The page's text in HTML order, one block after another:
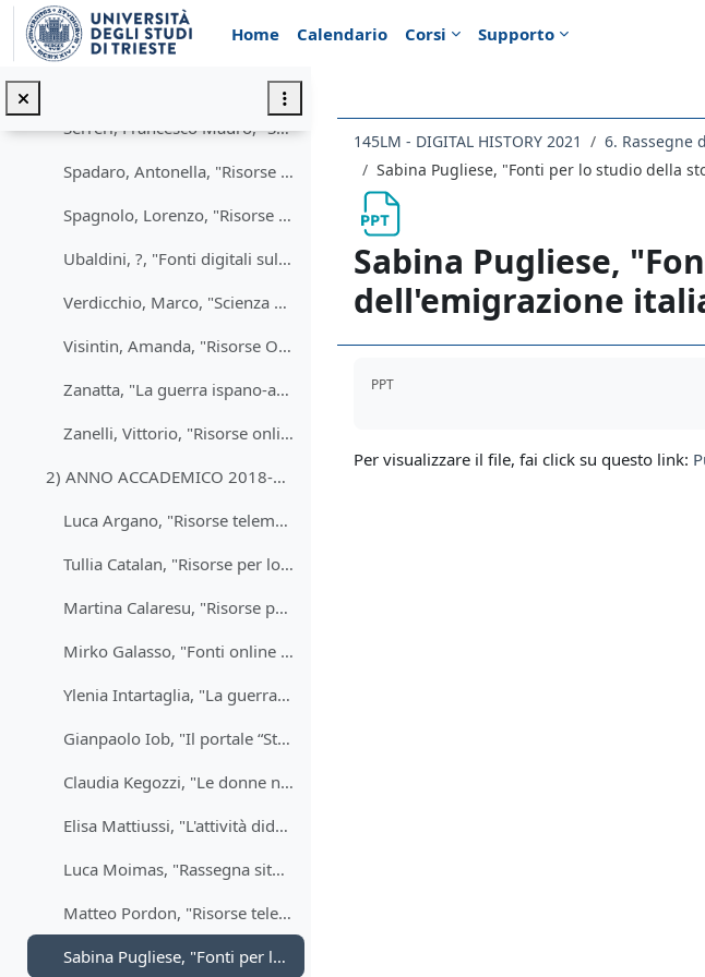
Vai al contenuto principale
Home
Calendario Corsi Supporto
Enrico Pogaccini, "La crisi dei missili di Cuba"
Radina, Filippo, "Lo scandalo Watergate: una rassegna delle risorse online"
Serreri, Francesco Mauro, "Storia militare della Prima Guerra Mondiale e la Brigata Sassari"
Spadaro, Antonella, "Risorse digitali per lo studio dei monumenti al Milite Ignoto"
Spagnolo, Lorenzo, "Risorse digitali per lo studio dell'emigrazione italiana negli Usa"
Ubaldini, ?, "Fonti digitali sulla storia delle istituzioni scolastiche italiane"
Verdicchio, Marco, "Scienza e Fede: Galilei, Bruno e Savonarola"
Visintin, Amanda, "Risorse Online per lo Studio del Fenomeno del Maccartismo"
Zanatta, "La guerra ispano-americana: risorse digitali"
Zanelli, Vittorio, "Risorse online per la storia delle Crociate" (2019-2010)
2) ANNO ACCADEMICO 2018-2019
Luca Argano, "Risorse telematiche relative alla presa di Gorizia (agosto 1916)" (2018-2019)
Tullia Catalan, "Risorse per lo studio dell'ebraismo e della Shoah" (2018-2019)
Martina Calaresu, "Risorse per lo sudio della civiltà etrusca" (2018-2019)
Mirko Galasso, "Fonti online per la Jugoslavia del principe Paolo (1934 -1941)" (2018-2019)
Ylenia Intartaglia, "La guerra d’indipendenza algerina (1954-1962). Analisi delle fonti online per la ricerca storica" (2018-2019)
Gianpaolo Iob, "Il portale “Storia digitale” della Zanichelli editore (2018-2019)
Claudia Kegozzi, "Le donne nella Resistenza" (2018-2019)
Elisa Mattiussi, "L'attività didattica attraverso la digital history"File (2018-2019)
Luca Moimas, "Rassegna sitografica sul Centenario della Prima Guerra Mondiale" (2018-2019)
Matteo Pordon, "Risorse telematiche sulle scoperte geografiche e le esplorazioni geografiche in Nordamerica in epoca moderna" (2018-2019)
Sabina Pugliese, "Fonti per lo studio della storia dell'emigrazione italiana tra ottocento e Novecento (2018-2019)
145LM - DIGITAL HISTORY 2021
Sabina Pugliese, "Fonti per lo studio della
Sabina Pugliese,
dell'emigrazione
PPT
Per visualizzare il file, fai click su questo link: